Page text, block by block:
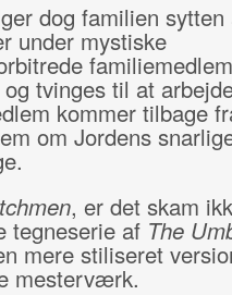
dog familien sytten
under mystiske
tvinges til at
kommer tilbage
om Jordens
, er det skam
tegneserie af The
mere stiliseret
mesterværk.